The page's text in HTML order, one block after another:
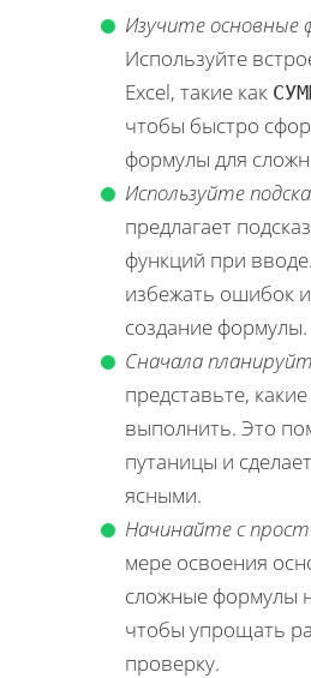
Изучите основные
Используйте
Excel, такие как
чтобы быстро
формулы для
Используйте
предлагает
функций при
избежать ошибок
создание формулы.
Сначала
представьте,
выполнить. Это
путаницы и
ясными.
Начинайте с
мере освоения
сложные формулы
чтобы упрощать
проверку.